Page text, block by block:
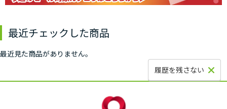
最近チェックした商品
最近見た商品がありません。
履歴を残さない